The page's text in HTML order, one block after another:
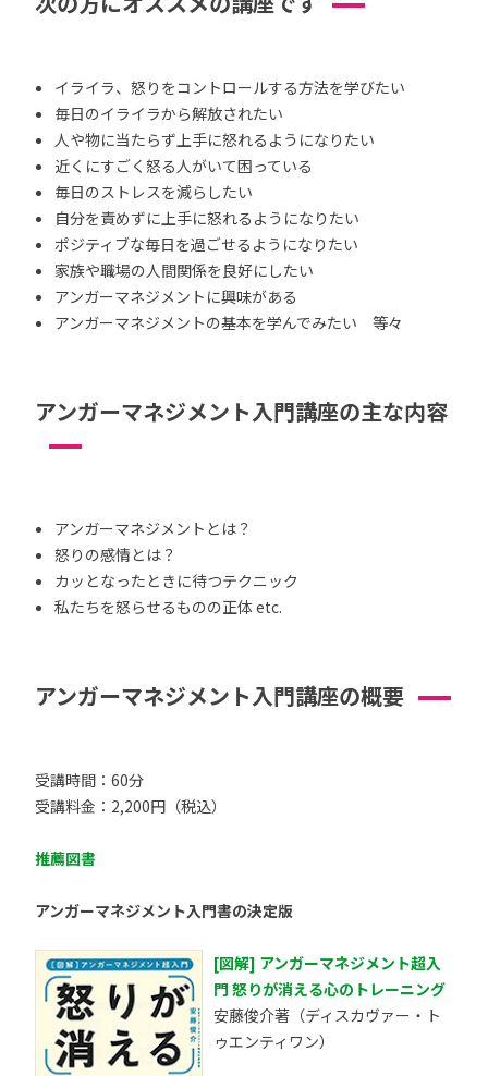
イライラ、怒りをコントロールする方法を学びたい
毎日のイライラから解放されたい
人や物に当たらず上手に怒れるようになりたい
近くにすごく怒る人がいて困っている
毎日のストレスを減らしたい
自分を責めずに上手に怒れるようになりたい
ポジティブな毎日を過ごせるようになりたい
家族や職場の人間関係を良好にしたい
アンガーマネジメントに興味がある
アンガーマネジメントの基本を学んでみたい 等々
アンガーマネジメント入門講座の主な内容
アンガーマネジメントとは？
怒りの感情とは？
カッとなったときに待つテクニック
私たちを怒らせるものの正体 etc.
アンガーマネジメント入門講座の概要
受講時間：60分
受講料金：2,200円（税込）
推薦図書
アンガーマネジメント入門書の決定版
[図解] アンガーマネジメント超入
門 怒りが消える心のトレーニング
安藤俊介著（ディスカヴァー・ト
ゥエンティワン）